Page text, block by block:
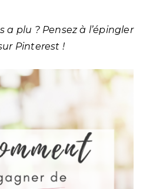
a plu ? Pensez à l’épingler
Pinterest !